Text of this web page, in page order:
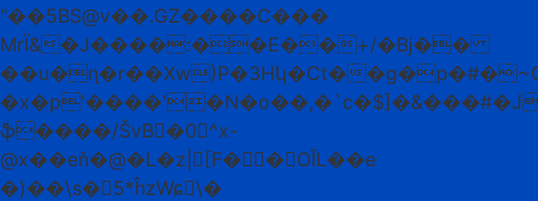
"��5BS@v��.GZ����C���
MrЇ&�J����:��E��+/�Bj��
��u�ɳ�r��Xw)P�3Hկ�Ct�
ֆ����/ŠvB�0^x-
@x��eň�@�L�z|[F��OĬL��e
�)��\s�5*ĥzWɕٕ\�